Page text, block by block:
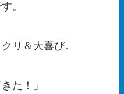
。
リ＆大喜び。
た！」